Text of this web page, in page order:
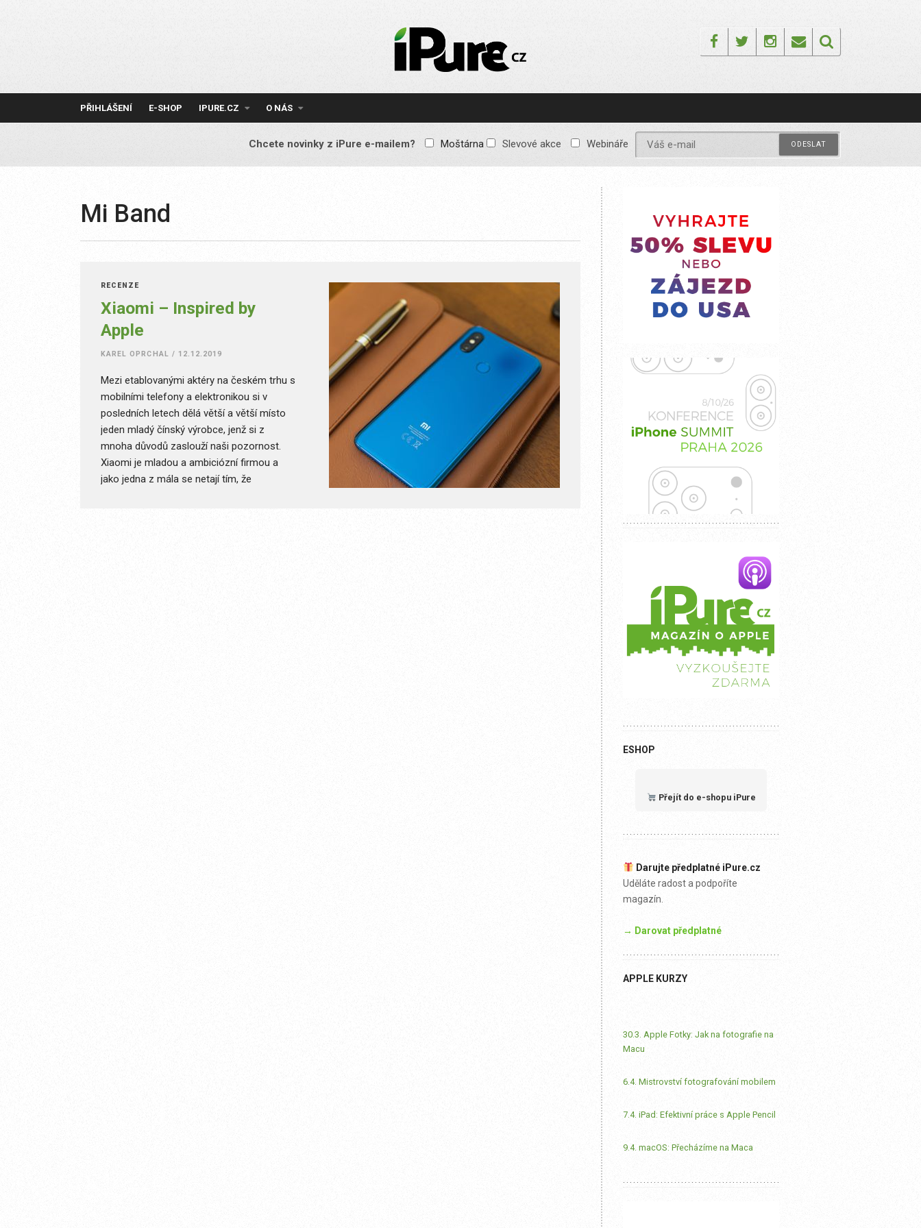
IPURE.CZ
Prémiový Apple e-
reklamy, žádné
obsah pro všechny
FacebookTwitterInstagram
Email
PŘIHLÁŠENÍ E-SHOP IPURE.CZ O NÁS
Chcete novinky z iPure e-mailem? Moštárna Slevové akce Webináře
Mi Band
RECENZE
Xiaomi – Inspired by
Apple
KAREL OPRCHAL / 12.12.2019
Mezi etablovanými aktéry na českém trhu s
mobilními telefony a elektronikou si v
posledních letech dělá větší a větší místo
jeden mladý čínský výrobce, jenž si z
mnoha důvodů zaslouží naši pozornost.
Xiaomi je mladou a ambiciózní firmou a
jako jedna z mála se netají tím, že
ESHOP
Přejít do e-shopu iPure
Darujte předplatné iPure.cz
Uděláte radost a podpoříte
magazín.
→ Darovat předplatné
APPLE KURZY
30.3. Apple Fotky: Jak na fotografie na
Macu
6.4. Mistrovství fotografování mobilem
7.4. iPad: Efektivní práce s Apple Pencil
9.4. macOS: Přecházíme na Maca